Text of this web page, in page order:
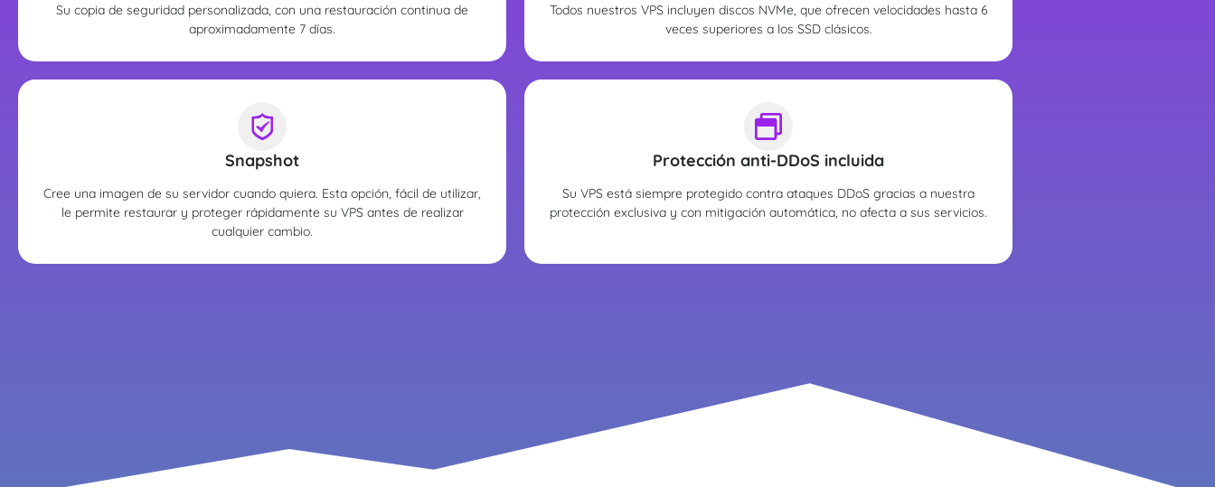
Su copia de seguridad personalizada, con una restauración continua de
aproximadamente 7 días.
Snapshot
Cree una imagen de su servidor cuando quiera. Esta opción, fácil de utilizar,
le permite restaurar y proteger rápidamente su VPS antes de realizar
cualquier cambio.
Todos nuestros VPS incluyen discos NVMe, que ofrecen velocidades hasta 6
veces superiores a los SSD clásicos.
Protección anti-DDoS incluida
Su VPS está siempre protegido contra ataques DDoS gracias a nuestra
protección exclusiva y con mitigación automática, no afecta a sus servicios.